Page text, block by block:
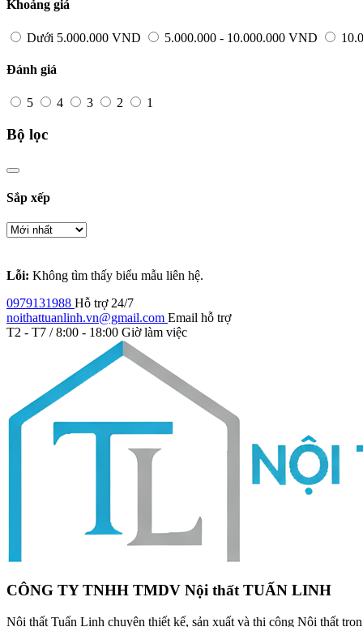
Khoảng giá
Dưới 5.000.000 VND 5.000.000 - 10.000.000 VND
Đánh giá
5 4 3 2 1
Bộ lọc
Sắp xếp
Lỗi: Không tìm thấy biểu mẫu liên hệ.
0979131988 Hỗ trợ 24/7
noithattuanlinh.vn@gmail.com Email hỗ trợ
T2 - T7 / 8:00 - 18:00 Giờ làm việc
CÔNG TY TNHH TMDV Nội thất TUẤN LINH
Nội thất Tuấn Linh chuyên thiết kế, sản xuất và thi công Nội thất